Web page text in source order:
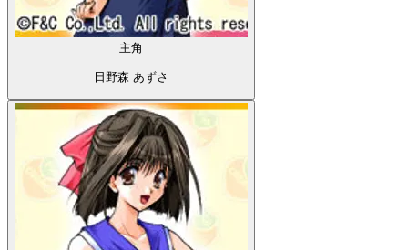
主角
日野森 あずさ